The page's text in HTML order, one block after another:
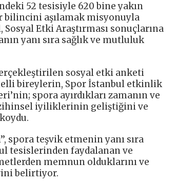
52 tesisiyle 620 bine yakın
bilincini aşılamak misyonuyla
Etki Araştırması sonuçlarına
yanı sıra sağlık ve mutluluk
sosyal etki anketi
bireylerin, Spor İstanbul etkinlik
spora ayırdıkları zamanın ve
iyiliklerinin geliştiğini ve
spora teşvik etmenin yanı sıra
tesislerinden faydalanan ve
memnun olduklarını ve
belirtiyor.